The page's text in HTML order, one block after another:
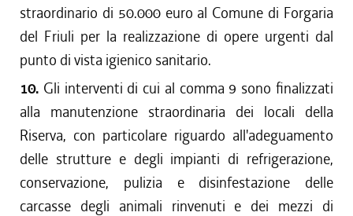
straordinario di 50.000 euro al Comune di Forgaria
del Friuli per la realizzazione di opere urgenti dal
punto di vista igienico sanitario.
10. Gli interventi di cui al comma 9 sono finalizzati
alla manutenzione straordinaria dei locali della
Riserva, con particolare riguardo all'adeguamento
delle strutture e degli impianti di refrigerazione,
conservazione, pulizia e disinfestazione delle
carcasse degli animali rinvenuti e dei mezzi di